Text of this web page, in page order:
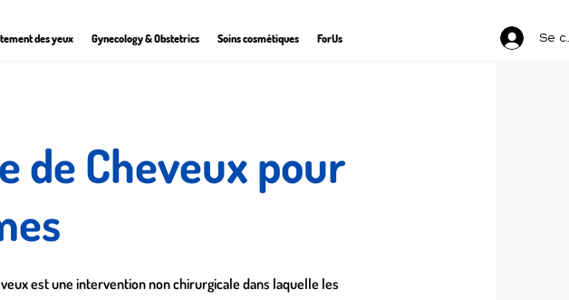
des yeux Gynecology & Obstetrics Soins cosmétiques ForUs Se
de Cheveux pour
est une intervention non chirurgicale dans laquelle les